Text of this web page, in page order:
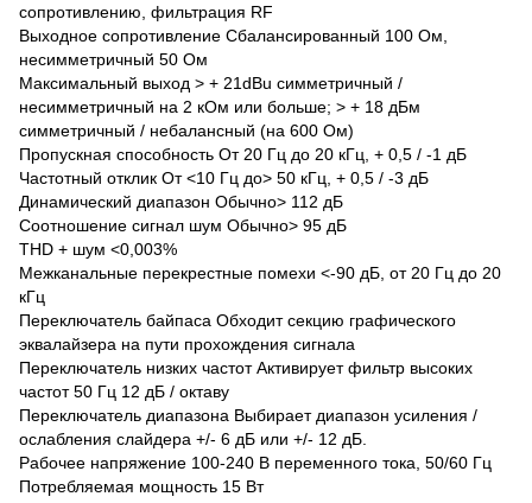
сопротивлению, фильтрация RF
Выходное сопротивление Сбалансированный 100 Ом,
несимметричный 50 Ом
Максимальный выход > + 21dBu симметричный /
несимметричный на 2 кОм или больше; > + 18 дБм
симметричный / небалансный (на 600 Ом)
Пропускная способность От 20 Гц до 20 кГц, + 0,5 / -1 дБ
Частотный отклик От <10 Гц до> 50 кГц, + 0,5 / -3 дБ
Динамический диапазон Обычно> 112 дБ
Соотношение сигнал шум Обычно> 95 дБ
THD + шум <0,003%
Межканальные перекрестные помехи <-90 дБ, от 20 Гц до 20
кГц
Переключатель байпаса Обходит секцию графического
эквалайзера на пути прохождения сигнала
Переключатель низких частот Активирует фильтр высоких
частот 50 Гц 12 дБ / октаву
Переключатель диапазона Выбирает диапазон усиления /
ослабления слайдера +/- 6 дБ или +/- 12 дБ.
Рабочее напряжение 100-240 В переменного тока, 50/60 Гц
Потребляемая мощность 15 Вт